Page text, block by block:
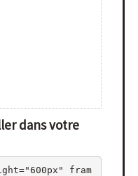
dans votre
fram